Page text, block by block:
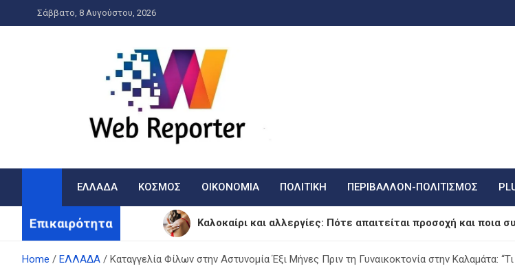
to
Σάββατο, 8 Αυγούστου, 2026
WebReporter
ΕΛΛΑΔΑ ΚΟΣΜΟΣ ΟΙΚΟΝΟΜΙΑ ΠΟΛΙΤΙΚΗ ΠΕΡΙΒΑΛΛΟΝ-ΠΟΛΙΤΙΣΜΟΣ
Επικαιρότητα Καλοκαίρι και αλλεργίες: Πότε απαιτείται προσοχή και ποια
Ελληνική Αναπτυξιακή Τράπεζα (ΕΑΤ): Με «προίκα» 2 δισ.
Home ΕΛΛΑΔΑ Καταγγελία Φίλων στην Αστυνομία Έξι Μήνες Πριν τη Γυναικοκτονία στην Καλαμάτα: